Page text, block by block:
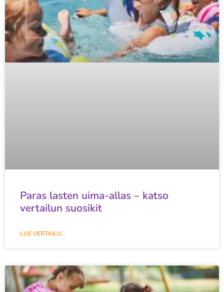
Paras lasten uima-allas – katso
vertailun suosikit
LUE VERTAILU...